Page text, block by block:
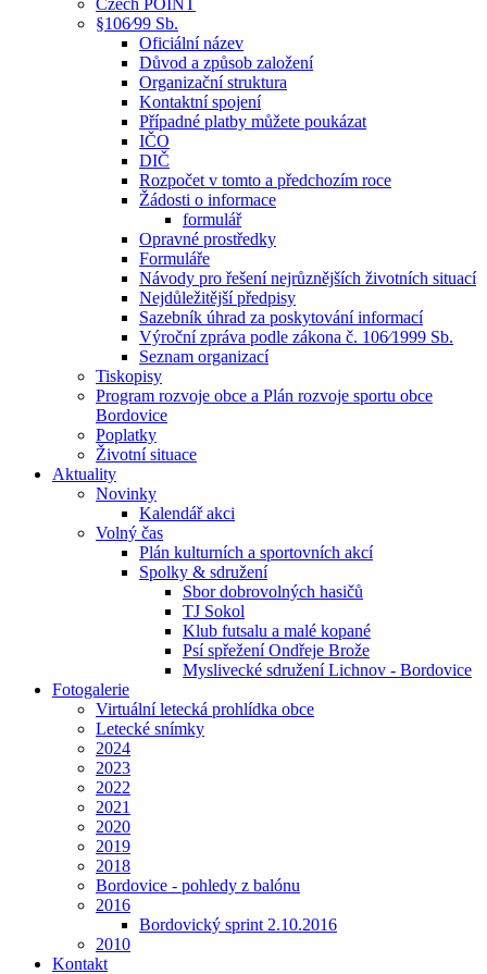
Czech POINT
§106⁄99 Sb.
Oficiální název
Důvod a způsob založení
Organizační struktura
Kontaktní spojení
Případné platby můžete poukázat
IČO
DIČ
Rozpočet v tomto a předchozím roce
Žádosti o informace
formulář
Opravné prostředky
Formuláře
Návody pro řešení nejrůznějších životních situací
Nejdůležitější předpisy
Sazebník úhrad za poskytování informací
Výroční zpráva podle zákona č. 106⁄1999 Sb.
Seznam organizací
Tiskopisy
Program rozvoje obce a Plán rozvoje sportu obce
Bordovice
Poplatky
Životní situace
Aktuality
Novinky
Kalendář akci
Volný čas
Plán kulturních a sportovních akcí
Spolky & sdružení
Sbor dobrovolných hasičů
TJ Sokol
Klub futsalu a malé kopané
Psí spřežení Ondřeje Brože
Myslivecké sdružení Lichnov - Bordovice
Fotogalerie
Virtuální letecká prohlídka obce
Letecké snímky
2024
2023
2022
2021
2020
2019
2018
Bordovice - pohledy z balónu
2016
Bordovický sprint 2.10.2016
2010
Kontakt